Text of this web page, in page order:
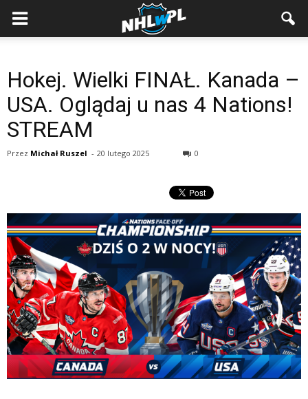
Hokej. Wielki FINAŁ. Kanada –
USA. Oglądaj u nas 4 Nations!
STREAM
Przez Michał Ruszel - 20 lutego 2025 0